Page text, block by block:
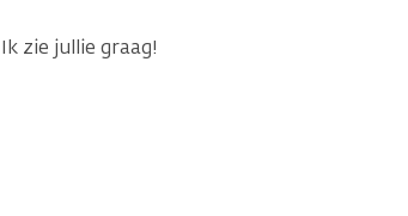
Ik zie jullie graag!